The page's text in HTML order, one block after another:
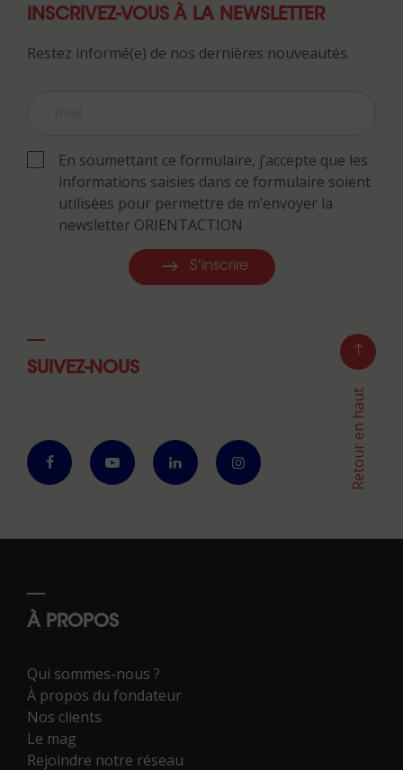
INSCRIVEZ-VOUS À LA NEWSLETTER
Restez informé(e) de nos dernières nouveautés.
En soumettant ce formulaire, j’accepte que les
informations saisies dans ce formulaire soient
utilisées pour permettre de m’envoyer la
newsletter ORIENTACTION
S'inscrire
SUIVEZ-NOUS
Retour en haut
À PROPOS
Qui sommes-nous ?
À propos du fondateur
Nos clients
Le mag
Rejoindre notre réseau